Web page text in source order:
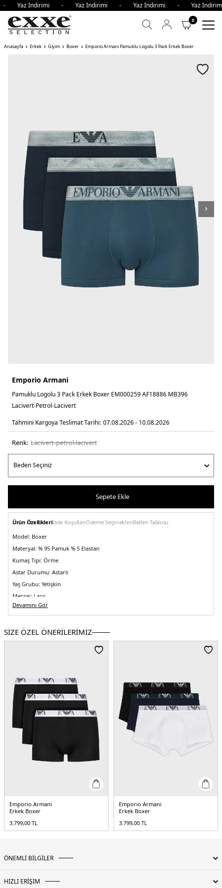
Yaz İndirimi - Yaz İndirimi - Yaz İndirimi - Yaz
0
Anasayfa Erkek Giyim Boxer Emporio Armani Pamuklu Logolu 3 Pack Erkek Boxer
Emporio Armani
Pamuklu Logolu 3 Pack Erkek Boxer EM000259 AF18886 MB396
Lacivert-Petrol-Lacivert
Tahmini Kargoya Teslimat Tarihi: 07.08.2026 - 10.08.2026
Renk: lacivert-petrol-lacivert
Sepete Ekle
Ürün Özellikleriİade KoşullarıÖdeme SeçenekleriBeden Tablosu
Model: Boxer
Materyal: % 95 Pamuk % 5 Elastan
Kumaş Tipi: Örme
Astar Durumu: Astarlı
Yaş Grubu: Yetişkin
Menşei: Laos
Detaylar:- Logolu Bel Bandı
5DY1EM000259AF18886MB396.121312
Devamını Gör
SİZE ÖZEL ÖNERİLERİMİZ
Emporio Armani
Erkek Boxer
3.799,00 TL
Emporio Armani
Erkek Boxer
3.799,00 TL
ÖNEMLİ BİLGİLER
HIZLI ERİŞİM